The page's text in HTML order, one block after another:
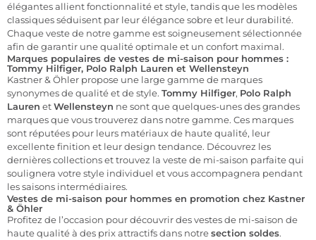
élégantes allient fonctionnalité et style, tandis que les modèles
classiques séduisent par leur élégance sobre et leur durabilité.
Chaque veste de notre gamme est soigneusement sélectionnée
afin de garantir une qualité optimale et un confort maximal.
Marques populaires de vestes de mi-saison pour hommes :
Tommy Hilfiger, Polo Ralph Lauren et Wellensteyn
Kastner & Öhler propose une large gamme de marques
synonymes de qualité et de style. Tommy Hilfiger, Polo Ralph
Lauren etWellensteyn ne sont que quelques-unes des grandes
marques que vous trouverez dans notre gamme. Ces marques
sont réputées pour leurs matériaux de haute qualité, leur
excellente finition et leur design tendance. Découvrez les
dernières collections et trouvez la veste de mi-saison parfaite qui
soulignera votre style individuel et vous accompagnera pendant
les saisons intermédiaires.
Vestes de mi-saison pour hommes en promotion chez Kastner
& Öhler
Profitez de l’occasion pour découvrir des vestes de mi-saison de
haute qualité à des prix attractifs dans notresection soldes.